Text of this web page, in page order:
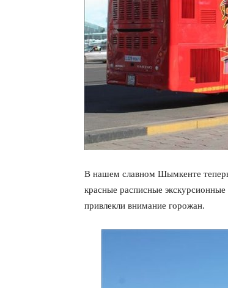
В нашем славном Шымкенте теперь
красные расписные
привлекли внимание горожан.